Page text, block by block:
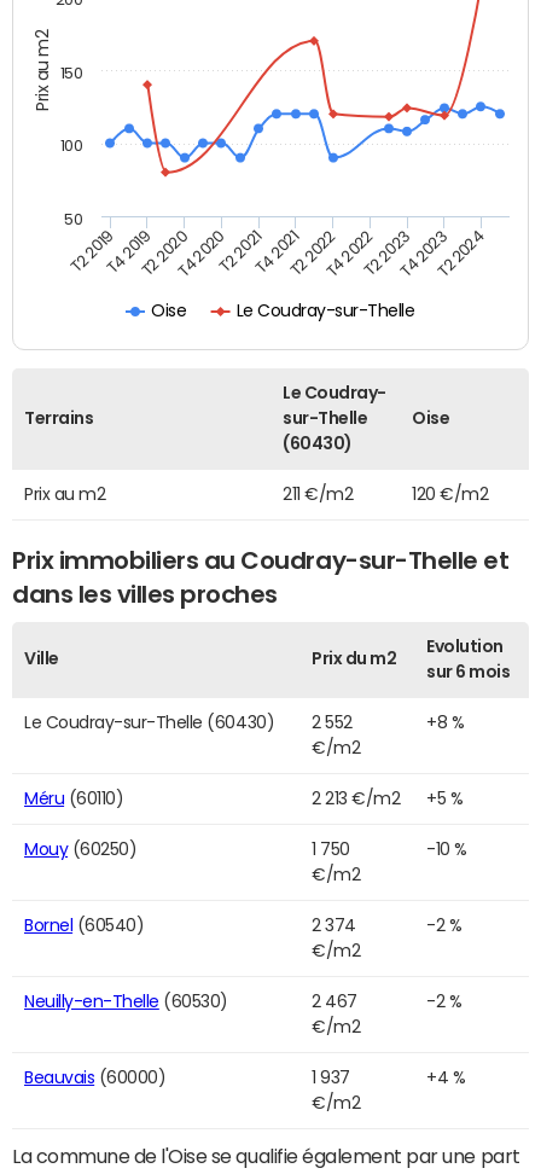
Prix au m2
Oise Le Coudray-sur-Thelle
T2 2019T4 2019T2 2020T4 2020T2 2021T4 2021T2 2022T4 2022T2 2023T4 2023T2 2024
50
100
150
Terrains
Le Coudray-
sur-Thelle
(60430)
Oise
Prix au m2 211 €/m2 120 €/m2
Prix immobiliers au Coudray-sur-Thelle et
dans les villes proches
Ville Prix du m2
Evolution
sur 6 mois
Le Coudray-sur-Thelle (60430)
2 552
€/m2
+8 %
Méru (60110) 2 213 €/m2 +5 %
Mouy(60250)
1 750
€/m2
-10 %
Bornel (60540)
2 374
€/m2
-2 %
Neuilly-en-Thelle (60530)
2 467
€/m2
-2 %
Beauvais (60000)
1 937
€/m2
+4 %
La commune de l'Oise se qualifie également par une part